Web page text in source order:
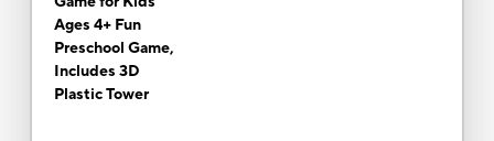
Ages 4+ Fun
Preschool Game,
Includes 3D
Plastic Tower